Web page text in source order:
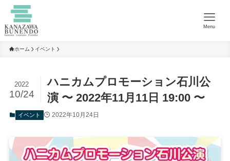
Menu
ホーム イベント
ハニカムプロモーション石川公
演 〜 2022年11月11日 19:00 〜
2022
10/24
イベント 2022年10月24日